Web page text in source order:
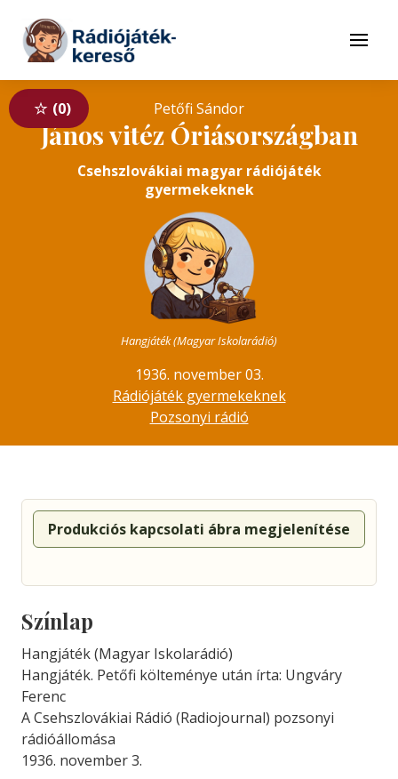
Tovább a tartalomhoz
Menü
0 Petőfi Sándor
János vitéz Óriásországban
Csehszlovákiai magyar rádiójáték
gyermekeknek
Hangjáték (Magyar Iskolarádió)
1936. november 03.
Rádiójáték gyermekeknek
Pozsonyi rádió
Produkciós kapcsolati ábra megjelenítése
Színlap
Hangjáték (Magyar Iskolarádió)
Hangjáték. Petőfi költeménye után írta: Ungváry
Ferenc
A Csehszlovákiai Rádió (Radiojournal) pozsonyi
rádióállomása
1936. november 3.